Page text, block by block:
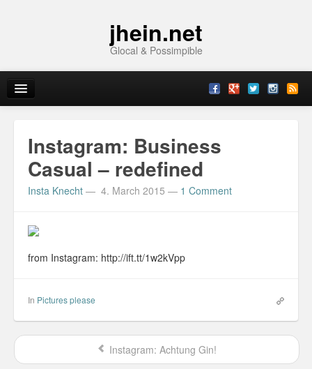
jhein.net
Glocal & Possimpible
Info
Archive
Instagram: Business
Casual – redefined
Insta Knecht — 4. March 2015 — 1 Comment
from Instagram: http://ift.tt/1w2kVpp
In Pictures please
Instagram: Achtung Gin!